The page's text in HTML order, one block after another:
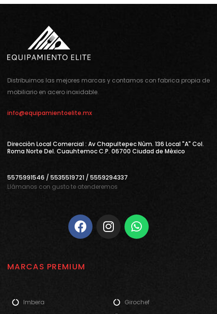
Distribuimos las mejores marcas y contamos con fabrica propia de
mobiliario en acero inoxidable.
info@equipamientoelite.mx
Direcciòn Local Comercial : Av Chapultepec Nùm. 136 Local "A" Col.
Roma Norte Del. Cuauhtemoc C.P. 06700 Ciudad de Mèxico
5575991546 / 5535519721 / 5559294337
Llámanos con gusto te atenderemos
MARCAS PREMIUM
Imbera
Girochef